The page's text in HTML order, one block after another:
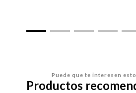
Puede que te interesen
Productos